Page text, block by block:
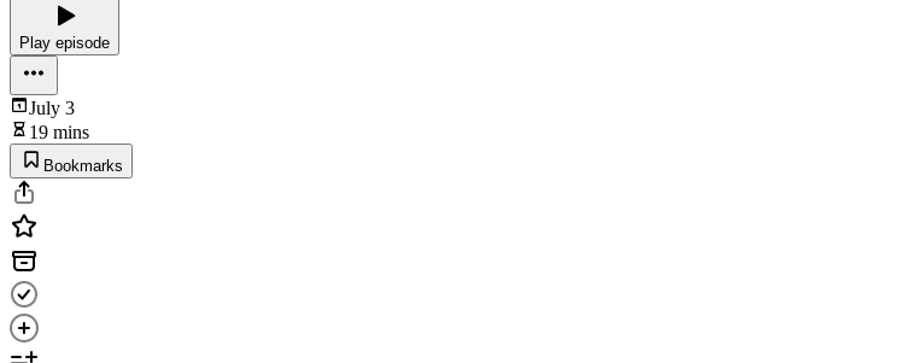
Play episode
July 3
19 mins
Bookmarks